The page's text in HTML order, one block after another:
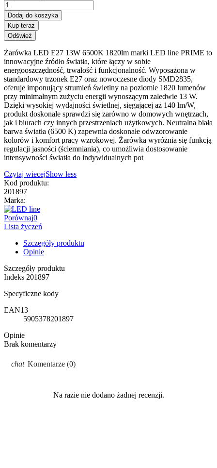
Dodaj do koszyka
Kup teraz
Żarówka LED E27 13W 6500K 1820lm marki LED line PRIME to
innowacyjne źródło światła, które łączy w sobie
energooszczędność, trwałość i funkcjonalność. Wyposażona w
standardowy trzonek E27 oraz nowoczesne diody SMD2835,
oferuje imponujący strumień świetlny na poziomie 1820 lumenów
przy minimalnym zużyciu energii wynoszącym zaledwie 13 W.
Dzięki wysokiej wydajności świetlnej, sięgającej aż 140 lm/W,
produkt doskonale sprawdzi się zarówno w domowych wnętrzach,
jak i biurach czy innych przestrzeniach użytkowych. Neutralna biała
barwa światła (6500 K) zapewnia doskonałe odwzorowanie
kolorów i komfort pracy wzrokowej. Żarówka wyróżnia się funkcją
regulacji jasności (ściemniania), co umożliwia dostosowanie
intensywności światła do indywidualnych pot
Czytaj wiecejShow less
Kod produktu:
201897
Marka:
Porównaj0
Lista życzeń
Szczegóły produktu
Opinie
Szczegóły produktu
Indeks 201897
Specyficzne kody
EAN13
5905378201897
Opinie
Brak komentarzy
Komentarze (0)
Na razie nie dodano żadnej recenzji.